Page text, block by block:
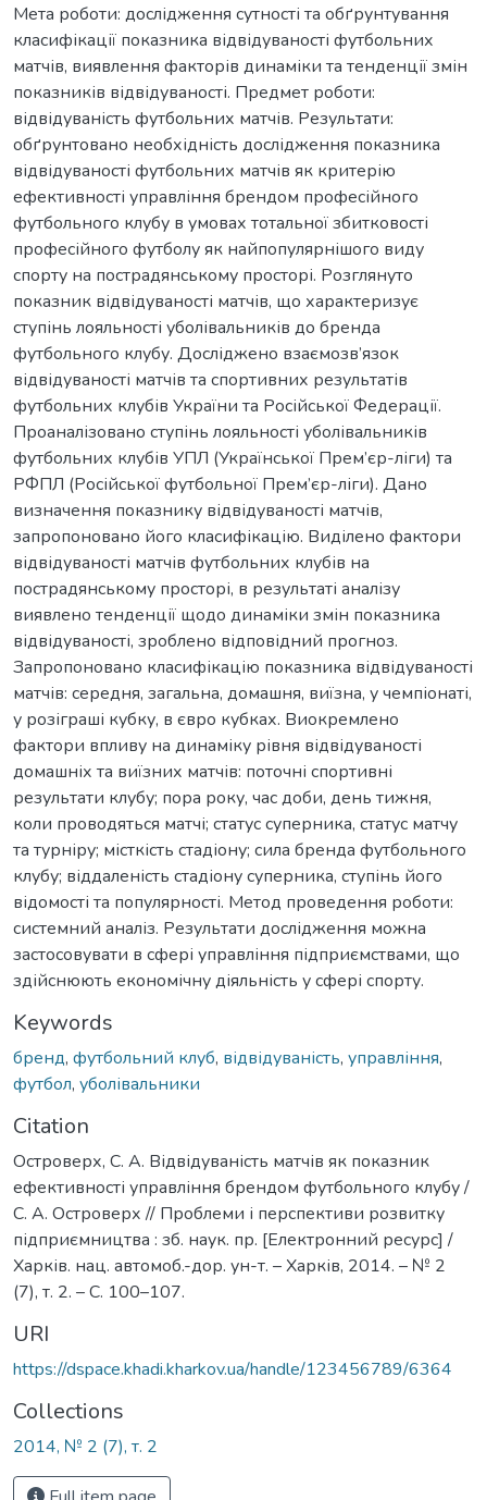
Мета роботи: дослідження сутності та обґрунтування
класифікації показника відвідуваності футбольних
матчів, виявлення факторів динаміки та тенденції змін
показників відвідуваності. Предмет роботи:
відвідуваність футбольних матчів. Результати:
обґрунтовано необхідність дослідження показника
відвідуваності футбольних матчів як критерію
ефективності управління брендом професійного
футбольного клубу в умовах тотальної збитковості
професійного футболу як найпопулярнішого виду
спорту на пострадянському просторі. Розглянуто
показник відвідуваності матчів, що характеризує
ступінь лояльності уболівальників до бренда
футбольного клубу. Досліджено взаємозв’язок
відвідуваності матчів та спортивних результатів
футбольних клубів України та Російської Федерації.
Проаналізовано ступінь лояльності уболівальників
футбольних клубів УПЛ (Української Прем’єр-ліги) та
РФПЛ (Російської футбольної Прем’єр-ліги). Дано
визначення показнику відвідуваності матчів,
запропоновано його класифікацію. Виділено фактори
відвідуваності матчів футбольних клубів на
пострадянському просторі, в результаті аналізу
виявлено тенденції щодо динаміки змін показника
відвідуваності, зроблено відповідний прогноз.
Запропоновано класифікацію показника відвідуваності
матчів: середня, загальна, домашня, виїзна, у чемпіонаті,
у розіграші кубку, в євро кубках. Виокремлено
фактори впливу на динаміку рівня відвідуваності
домашніх та виїзних матчів: поточні спортивні
результати клубу; пора року, час доби, день тижня,
коли проводяться матчі; статус суперника, статус матчу
та турніру; місткість стадіону; сила бренда футбольного
клубу; віддаленість стадіону суперника, ступінь його
відомості та популярності. Метод проведення роботи:
системний аналіз. Результати дослідження можна
застосовувати в сфері управління підприємствами, що
здійснюють економічну діяльність у сфері спорту.
Keywords
бренд, футбольний клуб, відвідуваність, управління,
футбол, уболівальники
Citation
Островерх, С. А. Відвідуваність матчів як показник
ефективності управління брендом футбольного клубу /
С. А. Островерх // Проблеми і перспективи розвитку
підприємництва : зб. наук. пр. [Електронний ресурс] /
Харків. нац. автомоб.-дор. ун-т. – Харків, 2014. – № 2
(7), т. 2. – С. 100–107.
URI
https://dspace.khadi.kharkov.ua/handle/123456789/6364
Collections
2014, № 2 (7), т. 2